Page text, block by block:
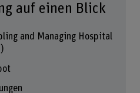
auf einen Blick
and Managing Hospital